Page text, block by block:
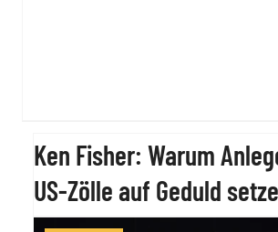
Ken Fisher: Warum
US-Zölle auf Geduld